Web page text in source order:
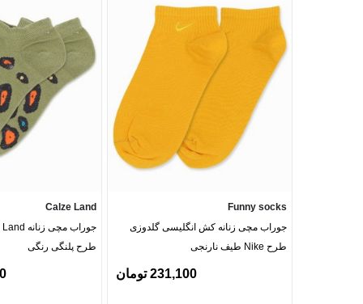
Funny socks
جوراب مچی زنانه کش انگلیسی گلدوزی
طرح Nike طیف نارنجی
231,100 تومان
Calze Land
طرح پلنگی رنگی